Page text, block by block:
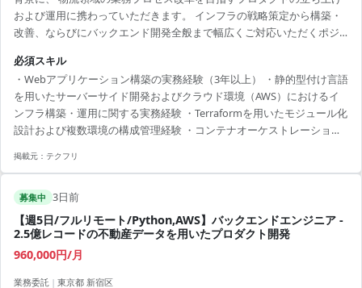
および運用に携わっていただきます。 インフラの戦略策定から構築・
改善、ならびにバックエンド開発全般まで幅広くご対応いただくポジ
既存サービスにおけるクラウド基盤 （AWS）のコード管理
（Terraform）や各種環境構築、パフォーマンス最適化、セキュリティ
強化、コスト最適化作業 ・新規サービス立ち上げに伴うバックエンド
領域の要件定義から設計、実装、テスト、運用、ならびにリリース後
の改善施策の推進 ・生成AIツール（Claude Code等...
必須スキル
・Webアプリケーション構築の実務経験（3年以上） ・静的型付け言語
を用いたサーバーサイド開発およびクラウド環境（AWS）におけるイ
ンフラ構築・運用に関する実務経験 ・Terraformを用いたモジュール化
設計および複数環境の構成管理経験 ・コンテナオーケストレーション
テクチャ設計および環境構築の経験 ・システム全体の遅延原因の特定
アラート設定の構築および障害発生時の復旧対応経験 ・ネットワーク
セキュリティ、アクセス権限管理（IAM/WAF）、認証情報管理の実績
・CI/CDパイプラインの設計・改善...
掲載元： テクフリ
募集中 3日前
【週5日/フルリモート/Python,AWS】バックエンドエンジニア -
2.5億レコードの不動産データを用いたプロダクト開発
960,000円/月
業務委託 | 東京都 新宿区